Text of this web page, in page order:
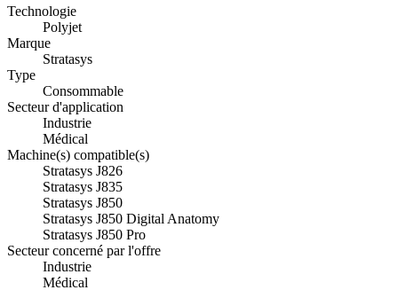
Technologie
Polyjet
Marque
Stratasys
Type
Consommable
Secteur d'application
Industrie
Médical
Machine(s) compatible(s)
Stratasys J826
Stratasys J835
Stratasys J850
Stratasys J850 Digital Anatomy
Stratasys J850 Pro
Secteur concerné par l'offre
Industrie
Médical